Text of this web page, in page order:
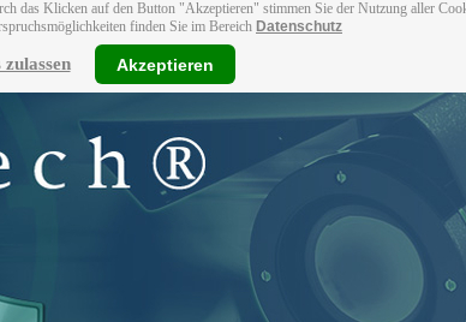
das Klicken auf den Button "Akzeptieren" stimmen Sie der Nutzung aller
finden Sie im Bereich Datenschutz
Akzeptieren